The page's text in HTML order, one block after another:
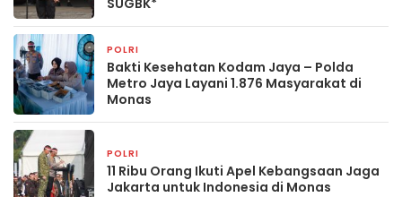
SUGBK*
POLRI
Bakti Kesehatan Kodam Jaya – Polda
Metro Jaya Layani 1.876 Masyarakat di
Monas
POLRI
11 Ribu Orang Ikuti Apel Kebangsaan Jaga
Jakarta untuk Indonesia di Monas